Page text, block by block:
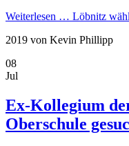
Weiterlesen … Löbnitz
2019 von Kevin Phillipp
08
Jul
Ex-Kollegium
Oberschule